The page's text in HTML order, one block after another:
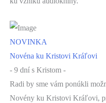
NOVINKA
Novéna ku Kristovi Kráľovi
- 9 dní s Kristom -
Radi by sme vám ponúkli
Novény ku Kristovi Kráľovi,